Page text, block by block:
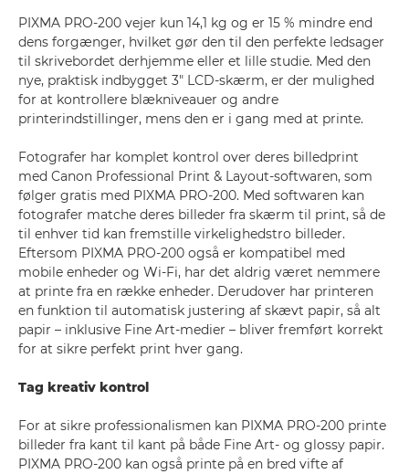
PIXMA PRO-200 vejer kun 14,1 kg og er 15 % mindre end
dens forgænger, hvilket gør den til den perfekte ledsager
til skrivebordet derhjemme eller et lille studie. Med den
nye, praktisk indbygget 3" LCD-skærm, er der mulighed
for at kontrollere blækniveauer og andre
printerindstillinger, mens den er i gang med at printe.
Fotografer har komplet kontrol over deres billedprint
med Canon Professional Print & Layout-softwaren, som
følger gratis med PIXMA PRO-200. Med softwaren kan
fotografer matche deres billeder fra skærm til print, så de
til enhver tid kan fremstille virkelighedstro billeder.
Eftersom PIXMA PRO-200 også er kompatibel med
mobile enheder og Wi-Fi, har det aldrig været nemmere
at printe fra en række enheder. Derudover har printeren
en funktion til automatisk justering af skævt papir, så alt
papir – inklusive Fine Art-medier – bliver fremført korrekt
for at sikre perfekt print hver gang.
Tag kreativ kontrol
For at sikre professionalismen kan PIXMA PRO-200 printe
billeder fra kant til kant på både Fine Art- og glossy papir.
PIXMA PRO-200 kan også printe på en bred vifte af